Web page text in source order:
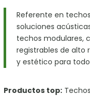
Referente en
soluciones
techos modulares,
registrables de alto
y estético para
Productos top: